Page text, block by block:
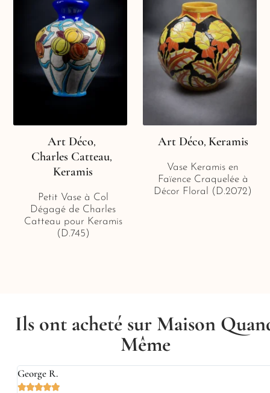
Art Déco,
Charles Catteau,
Keramis
Petit Vase à Col
Dégagé de Charles
Catteau pour Keramis
(D.745)
Art Déco, Keramis
Vase Keramis en
Faïence Craquelée à
Décor Floral (D.2072)
Ils ont acheté sur Maison
Même
George R.
